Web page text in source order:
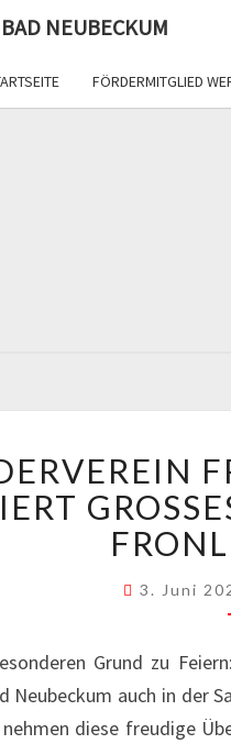
NEUBECKUM
FÖRDERMITGLIED
3. Juni
Grund zu
Neubeckum auch in der
nehmen diese freudige